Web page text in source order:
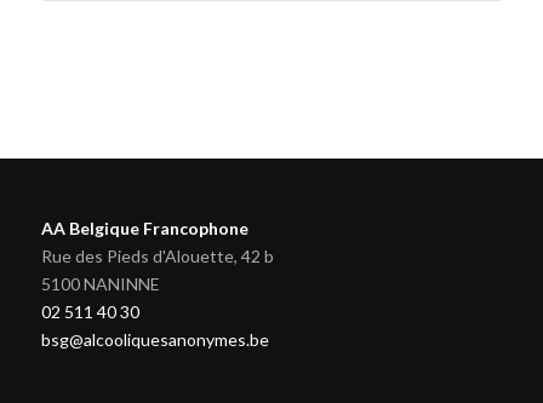
AA Belgique Francophone
Rue des Pieds d'Alouette, 42 b
5100 NANINNE
02 511 40 30
bsg@alcooliquesanonymes.be